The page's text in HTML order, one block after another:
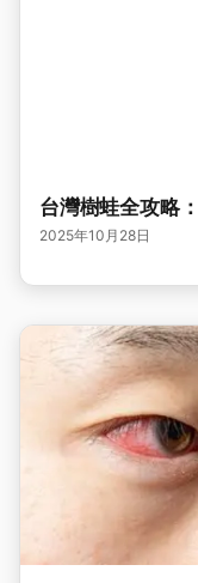
台灣樹蛙全攻略
2025年10月28日